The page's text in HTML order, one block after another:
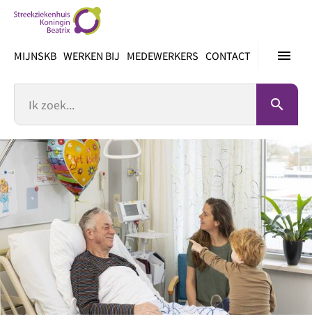
inhoud
menu
MIJNSKB WERKEN BIJ MEDEWERKERS CONTACT
search